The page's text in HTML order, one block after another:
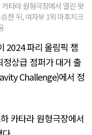
타라 원형극장에서 열린 왓
한 뒤, 여자부 1위 마후치크
2024 파리 올림픽 챔
상급 점퍼가 대거 출
Challenge)에서 정
카타라 원형극장에서